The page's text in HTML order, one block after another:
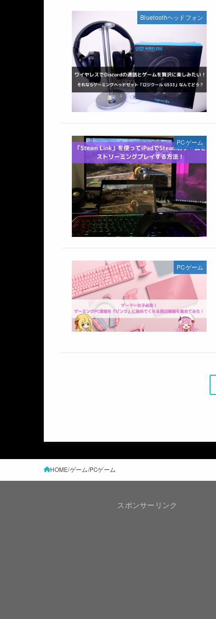
Bluetoothヘッドフォン
PCゲーム
PCゲーム
HOME ゲーム PCゲーム
スポンサーリンク